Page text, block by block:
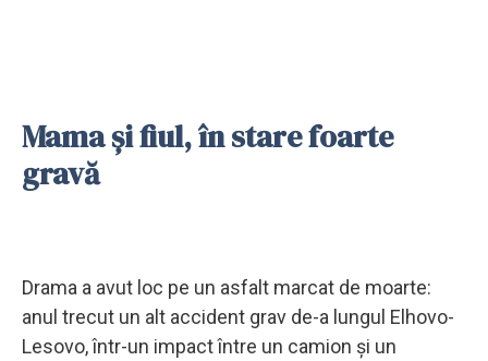
Mama și fiul, în stare foarte
gravă
Drama a avut loc pe un asfalt marcat de moarte:
anul trecut un alt accident grav de-a lungul Elhovo-
Lesovo, într-un impact între un camion și un